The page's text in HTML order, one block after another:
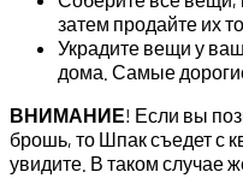
затем продайте их
Украдите вещи у
дома. Самые
ВНИМАНИЕ! Если вы
брошь, то Шпак съедет с
увидите. В таком случае